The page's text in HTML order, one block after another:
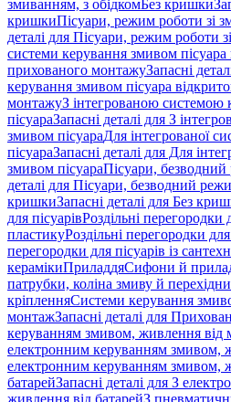
змиванням, з обідкомБез кришки
кришкиПісуари, режим роботи зі
деталі для Пісуари, режим роботи
системи керування змивом пісуара
прихованого монтажуЗапасні
керування змивом пісуара
монтажуЗ інтегрованою системою
пісуараЗапасні деталі для З
змивом пісуараДля інтегрованої
пісуараЗапасні деталі для Для
змивом пісуараПісуари,
деталі для Пісуари, безводний
кришкиЗапасні деталі для Без
для пісуарівРоздільні перегородки
пластикуРоздільні перегородки для
перегородки для пісуарів із
керамікиПриладдяСифони й
патрубки, коліна змиву й
кріпленняСистеми керування
монтажЗапасні деталі для
керуванням змивом, живлення від
електронним керуванням змивом,
електронним керуванням змивом,
батарейЗапасні деталі для З
живлення від батарейЗ